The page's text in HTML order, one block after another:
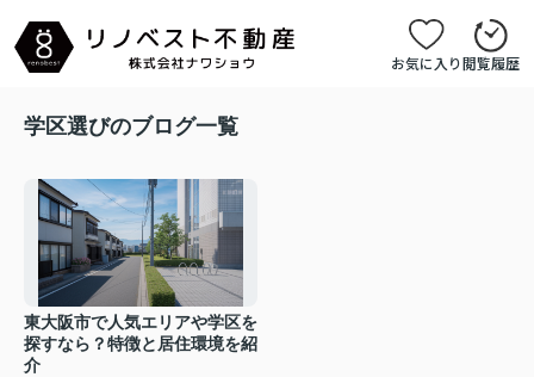
お気に入り閲覧履歴
学区選びのブログ一覧
東大阪市で人気エリアや学区を
探すなら？特徴と居住環境を紹
介